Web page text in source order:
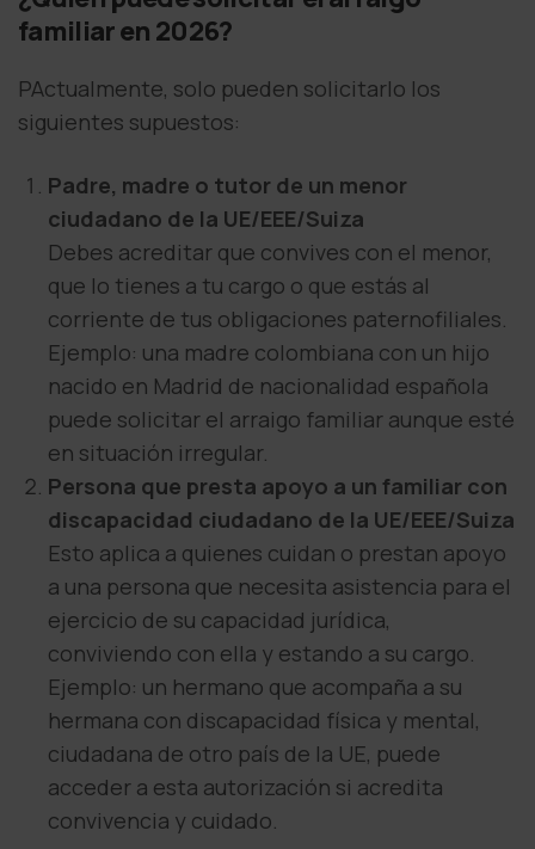
familiar en 2026?
PActualmente, solo pueden solicitarlo los
siguientes supuestos:
Padre, madre o tutor de un menor
ciudadano de la UE/EEE/Suiza
Debes acreditar que convives con el menor,
que lo tienes a tu cargo o que estás al
corriente de tus obligaciones paternofiliales.
Ejemplo: una madre colombiana con un hijo
nacido en Madrid de nacionalidad española
puede solicitar el arraigo familiar aunque esté
en situación irregular.
Persona que presta apoyo a un familiar con
discapacidad ciudadano de la UE/EEE/Suiza
Esto aplica a quienes cuidan o prestan apoyo
a una persona que necesita asistencia para el
ejercicio de su capacidad jurídica,
conviviendo con ella y estando a su cargo.
Ejemplo: un hermano que acompaña a su
hermana con discapacidad física y mental,
ciudadana de otro país de la UE, puede
acceder a esta autorización si acredita
convivencia y cuidado.